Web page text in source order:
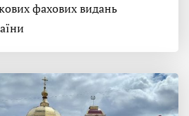
фахових видань